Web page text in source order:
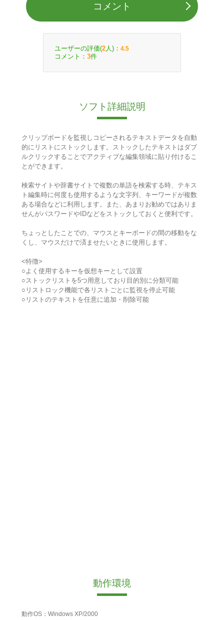
コメント
ユーザーの評価(2 人)： 4.5
コメント： 3件
ソフト詳細説明
クリップボードを監視しコピーされるテキストデータを自動
的にリストにストックします。ストックしたテキストはダブ
ルクリックすることでアクティブな編集領域に貼り付けるこ
とができます。
検索サイトや辞書サイトで複数の単語を検索する時、テキス
ト編集時に何度も使用するような文字列、キーワードが複数
ある場合などに利用します。また、あまりお勧めではありま
せんがパスワードやIDなどをストックしておくと便利です。
ちょっとしたことでの、マウスとキーボードの間の移動をな
くし、マウスだけで済ませたいときに使用します。
<特徴>
○よく使用するキーを仮想キーとして設置
○ストックリストを5つ用意しており目的別に分類可能
○リストロック機能で各リストごとに監視を停止可能
○リストのテキストを任意に追加・削除可能
動作環境
動作OS：Windows XP/2000